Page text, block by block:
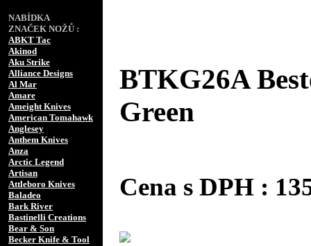
NABÍDKA
ZNAČEK NOŽŮ :
ABKT Tac
Akinod
Aku Strike
Alliance Designs
Al Mar
Amare
Ameight Knives
American Tomahawk
Anglesey
Anthem Knives
Anza
Arctic Legend
Artisan
Attleboro Knives
Baladeo
Bark River
Bastinelli Creations
Bear & Son
Becker Knife & Tool
BTKG26A
Green
Cena s DPH :